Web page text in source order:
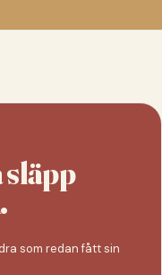
släpp
som redan fått sin